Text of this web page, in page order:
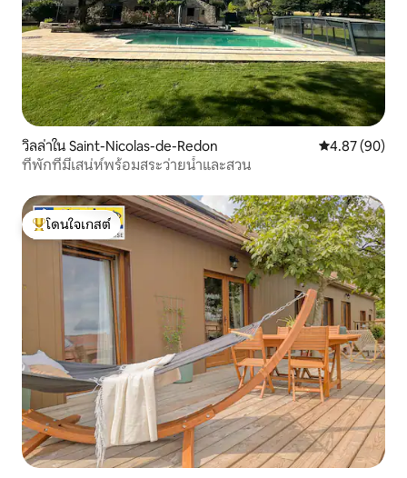
วิลล่าใน Saint-Nicolas-de-Redon คะแนนเฉลี่ย
4.87 (90)
ที่พักที่มีเสน่ห์พร้อมสระว่ายน้ำและสวน
โดนใจเกสต์ที่สุด
โดนใจเกสต์